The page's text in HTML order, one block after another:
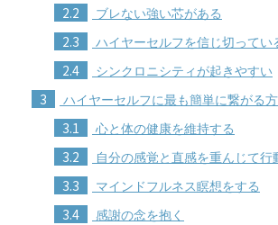
2.2 ブレない強い芯がある
2.3 ハイヤーセルフを信じ切ってい
2.4 シンクロニシティが起きやすい
3 ハイヤーセルフに最も簡単に繋がる
3.1 心と体の健康を維持する
3.2 自分の感覚と直感を重んじて行
3.3 マインドフルネス瞑想をする
3.4 感謝の念を抱く